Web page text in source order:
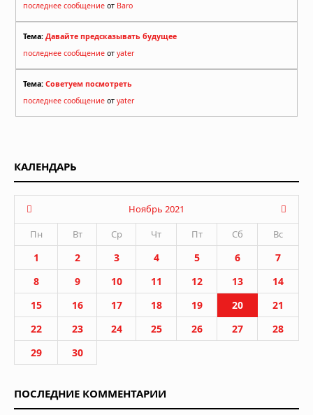
последнее сообщение от Baro
Тема: Давайте предсказывать будущее
последнее сообщение от yater
Тема: Советуем посмотреть
последнее сообщение от yater
КАЛЕНДАРЬ
Ноябрь 2021
Пн
Вт Ср Чт Пт Сб Вс
1 2 3 4 5 6
7
8
9 10 11 12 13
14
15
16 17 18 19 20
21
22
23 24 25 26 27
28
29
30
ПОСЛЕДНИЕ КОММЕНТАРИИ